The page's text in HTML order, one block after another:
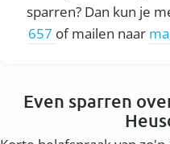
sparren? Dan kun je
657 of mailen naar
Even sparren